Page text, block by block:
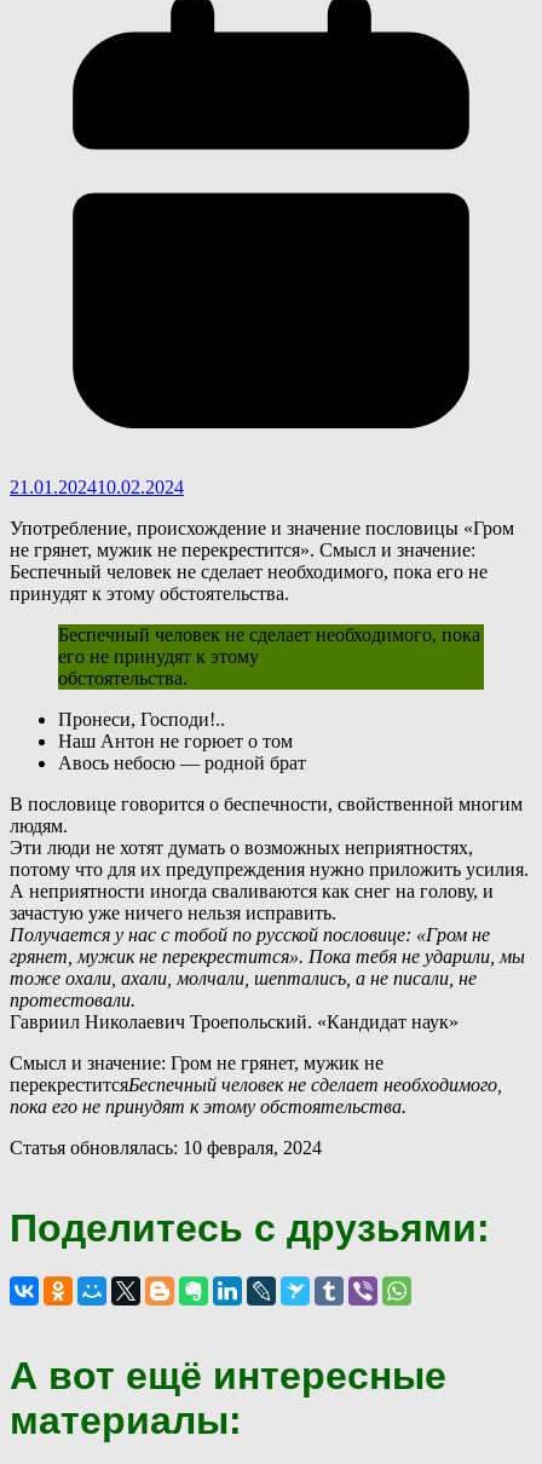
21.01.202410.02.2024
Употребление, происхождение и значение пословицы «Гром
не грянет, мужик не перекрестится». Смысл и значение:
Беспечный человек не сделает необходимого, пока его не
принудят к этому обстоятельства.
Беспечный человек не сделает необходимого, пока
его не принудят к этому
обстоятельства.
Пронеси, Господи!..
Наш Антон не горюет о том
Авось небосю — родной брат
В пословице говорится о беспечности, свойственной многим
людям.
Эти люди не хотят думать о возможных неприятностях,
потому что для их предупреждения нужно приложить усилия.
А неприятности иногда сваливаются как снег на голову, и
зачастую уже ничего нельзя исправить.
Получается у нас с тобой по русской пословице: «Гром не
грянет, мужик не перекрестится». Пока тебя не ударили, мы
тоже охали, ахали, молчали, шептались, а не писали, не
протестовали.
Гавриил Николаевич Троепольский. «Кандидат наук»
Смысл и значение: Гром не грянет, мужик не
перекреститсяБеспечный человек не сделает необходимого,
пока его не принудят к этому обстоятельства.
Статья обновлялась: 10 февраля, 2024
Поделитесь с друзьями:
А вот ещё интересные
материалы: